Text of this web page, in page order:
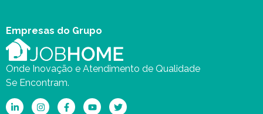
Empresas do Grupo
Onde Inovação e Atendimento de Qualidade
Se Encontram.